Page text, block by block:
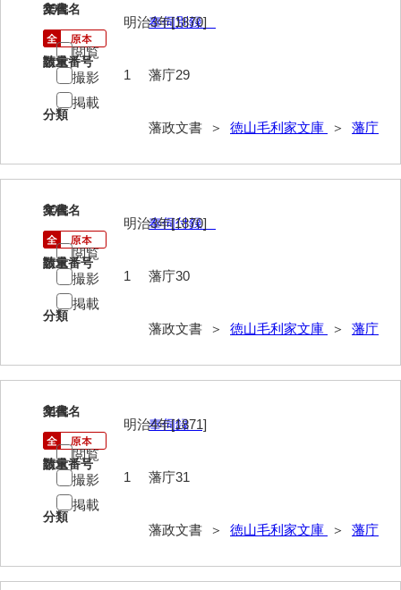
御制法
出津切手
諸令治法両部抜要
年中行事
逸史
29
文書名
奉伺別録
請求番号
藩庁29
分類
藩政文書 ＞ 徳山毛利家文庫 ＞ 藩庁
年代
明治3年[1870]
数量
1
閲覧
撮影
掲載
30
文書名
奉伺付録
請求番号
藩庁30
分類
藩政文書 ＞ 徳山毛利家文庫 ＞ 藩庁
年代
明治3年[1870]
数量
1
閲覧
撮影
掲載
31
文書名
奉伺録
請求番号
藩庁31
分類
藩政文書 ＞ 徳山毛利家文庫 ＞ 藩庁
年代
明治4年[1871]
数量
1
閲覧
撮影
掲載